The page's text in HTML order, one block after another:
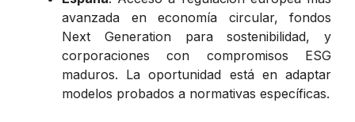
avanzada en economía circular, fondos
Next Generation para sostenibilidad, y
corporaciones con compromisos ESG
maduros. La oportunidad está en adaptar
modelos probados a normativas específicas.